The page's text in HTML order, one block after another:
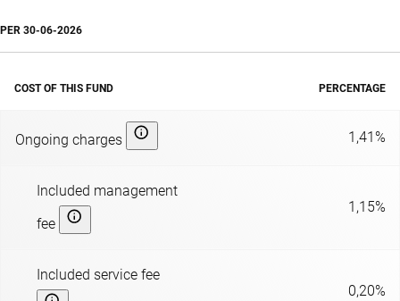
PER 30-06-2026
COST OF THIS FUND PERCENTAGE
Ongoing charges 1,41%
Included management
fee
1,15%
Included service fee
0,20%